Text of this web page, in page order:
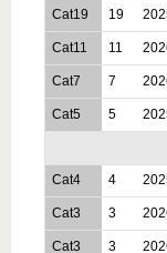
Cat19 19
Cat11 11
Cat7 7
Cat5 5
Cat4 4
Cat3 3
Cat3 3